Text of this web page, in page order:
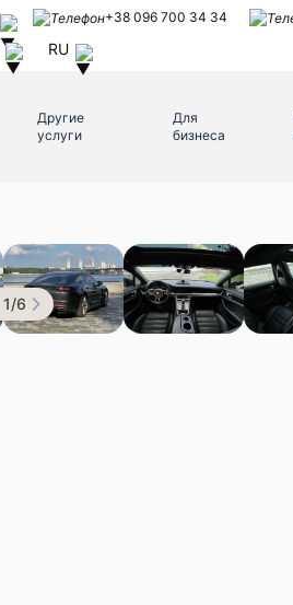
+38 096 700 34 34
RU
Другие
услуги
Для
бизнеса
1/6